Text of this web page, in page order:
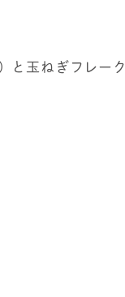
と玉ねぎフレーク